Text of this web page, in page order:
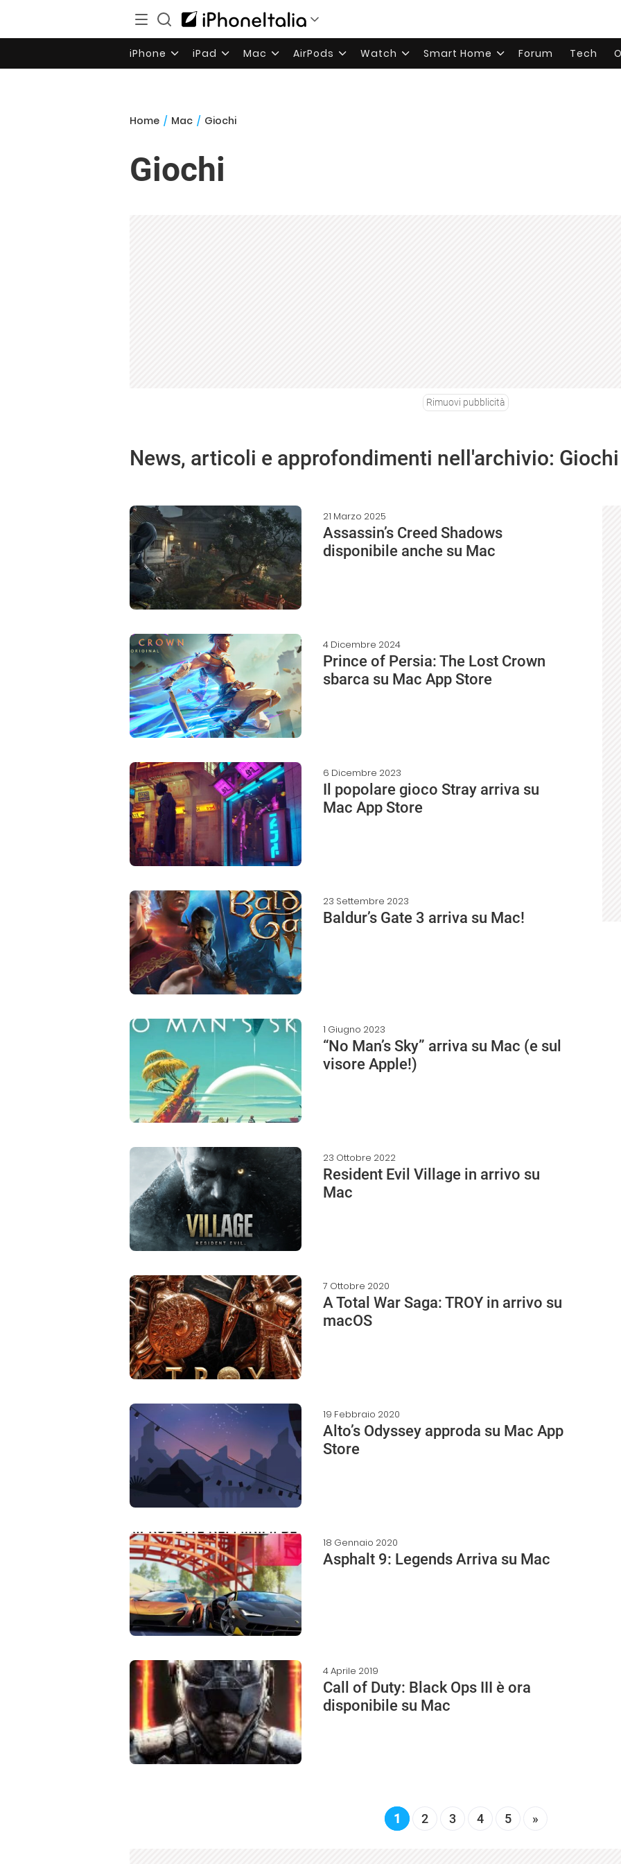
iPhone iPad Mac AirPods Watch Smart Home Forum Tech
Home / Mac / Giochi
Giochi
Rimuovi pubblicità
News, articoli e approfondimenti nell'archivio: Giochi
21 Marzo 2025
Assassin’s Creed Shadows
disponibile anche su Mac
4 Dicembre 2024
Prince of Persia: The Lost Crown
sbarca su Mac App Store
6 Dicembre 2023
Il popolare gioco Stray arriva su
Mac App Store
23 Settembre 2023
Baldur’s Gate 3 arriva su Mac!
1 Giugno 2023
“No Man’s Sky” arriva su Mac (e sul
visore Apple!)
23 Ottobre 2022
Resident Evil Village in arrivo su
Mac
7 Ottobre 2020
A Total War Saga: TROY in arrivo su
macOS
19 Febbraio 2020
Alto’s Odyssey approda su Mac App
Store
18 Gennaio 2020
Asphalt 9: Legends Arriva su Mac
4 Aprile 2019
Call of Duty: Black Ops III è ora
disponibile su Mac
1 2 3 4 5 »